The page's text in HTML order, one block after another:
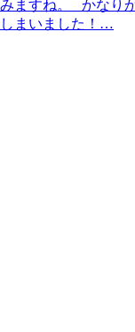
ますね。 かなり
まいました！…